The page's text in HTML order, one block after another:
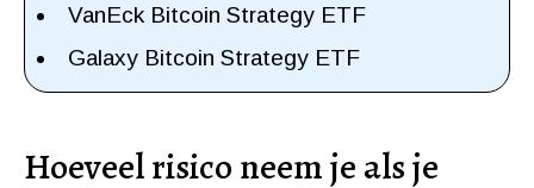
VanEck Bitcoin Strategy ETF
Galaxy Bitcoin Strategy ETF
Hoeveel risico neem je als je